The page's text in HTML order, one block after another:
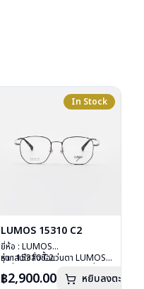
In Stock
LUMOS 15310 C2
ยี่ห้อ : LUMOS
รุ่น : 15310 C2
เลนส์ : Demo Lens
หากสนใจสั่งชื้อแว่นตา LUMOS
ลงไว้กรุณาติดต่อเราคลิก
฿2,900.00 หยิบลงตะกร้า